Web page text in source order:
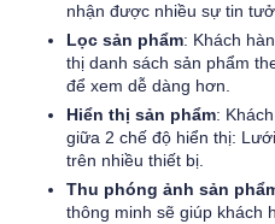
nhận được nhiều sự tin
Lọc sản phẩm: Khách
thị danh sách sản phẩm
để xem dễ dàng hơn.
Hiển thị sản phẩm:
giữa 2 chế độ hiển thị:
trên nhiều thiết bị.
Thu phóng ảnh sản
thông minh sẽ giúp khách